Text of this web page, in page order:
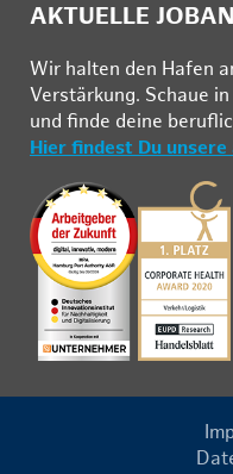
AKTUELLE
Wir hal­ten den Ha­fen
Ver­stär­kung. Schau­e
und fin­de deine
Hier findest Du